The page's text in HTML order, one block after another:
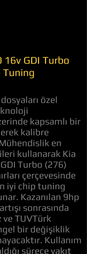
16v GDI Turbo
Tuning
özel
kapsamlı bir
kalibre
en
kullanarak Kia
Turbo (276)
çerçevesinde
iyi chip tuning
Kazanılan 9hp
sonrasında
ve TUVTürk
bir değişiklik
Kullanım
sürece yakıt